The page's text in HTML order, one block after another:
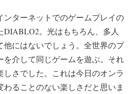
ンターネットでのゲームプレイの
。光はもちろん、多人
他にはないでしょう。全世界のプ
を介して同じゲームを遊ぶ。それ
しさでした。これは今日のオンラ
ることのない楽しさだと思いま